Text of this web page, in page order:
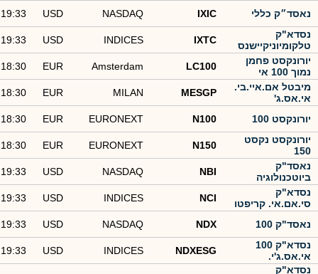
נאסד״ק כללי IXIC
NASDAQ
USD
19:33
נסדא"ק
טלקומיוניקיישנס
IXTC
INDICES
USD
19:33
יורונקסט פחמן
נמוך 100 אי
LC100
Amsterdam
EUR
18:30
מיבטל אם.איי.בי.
אי.אס.ג'
MESGP
MILAN
EUR
18:30
יורונקסט 100 N100
EURONEXT
EUR
18:30
יורונקסט נקסט
150
N150
EURONEXT
EUR
18:30
נאסד"ק
ביוטכנולוגיה
NBI
NASDAQ
USD
19:33
נסדא"ק
סי.אם.אי. קריפטו
NCI
INDICES
USD
19:33
נאסד"ק 100 NDX
NASDAQ
USD
19:33
נסדא"ק 100
אי.אס.ג'י.
NDXESG
INDICES
USD
19:33
נסדא"ק